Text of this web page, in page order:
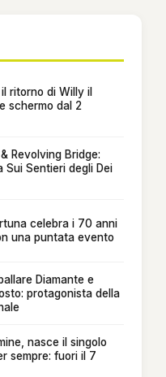
ritorno di Willy il
schermo dal 2
Revolving Bridge:
Sentieri degli Dei
celebra i 70 anni
una puntata evento
Diamante e
protagonista della
nasce il singolo
sempre: fuori il 7